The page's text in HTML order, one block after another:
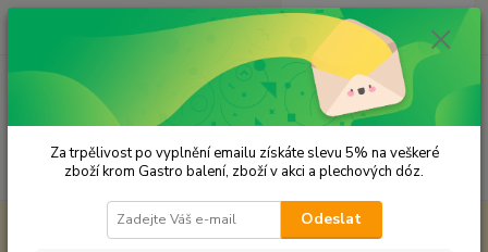
Menu
Hledat
ks
za 0,00 Kč
Premium koření Levandule - květ tříděný Prémiová kvalita
Za trpělivost po vyplnění emailu získáte slevu 5% na veškeré
zboží krom Gastro balení, zboží v akci a plechových dóz.
Odeslat